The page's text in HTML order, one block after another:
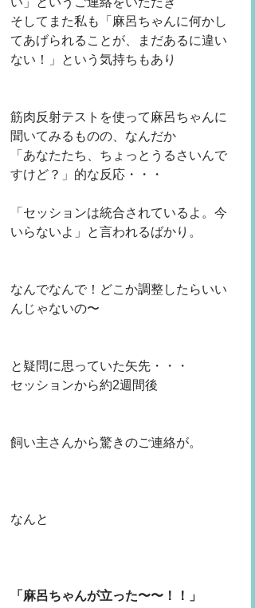
そしてまた私も「麻呂ちゃんに何かし
てあげられることが、まだあるに違い
ない！」という気持ちもあり
筋肉反射テストを使って麻呂ちゃんに
聞いてみるものの、なんだか
「あなたたち、ちょっとうるさいんで
すけど？」的な反応・・・
「セッションは統合されているよ。今
いらないよ」と言われるばかり。
なんでなんで！どこか調整したらいい
んじゃないの〜
と疑問に思っていた矢先・・・
セッションから約2週間後
飼い主さんから驚きのご連絡が。
なんと
「麻呂ちゃんが立った〜〜！！」